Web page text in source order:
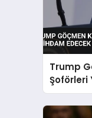
Trump
Şoförleri
Duyurdu